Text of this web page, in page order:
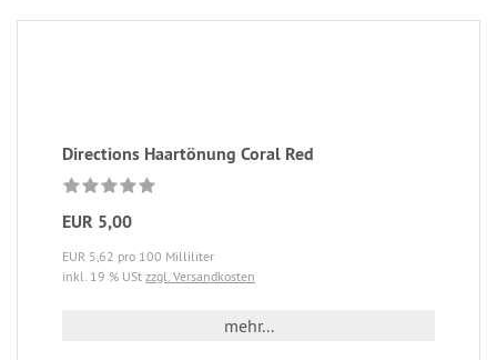
Directions Haartönung Coral Red
EUR 5,00
EUR 5,62 pro 100 Milliliter
inkl. 19 % USt zzgl. Versandkosten
mehr...